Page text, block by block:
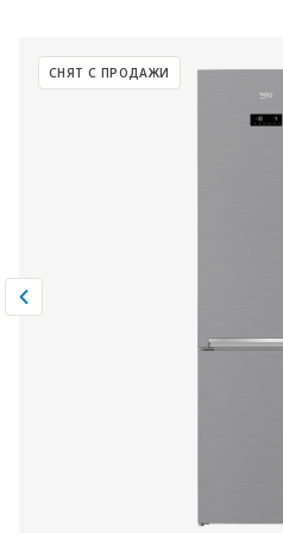
Малая бытовая техника
Климатическая техника
СНЯТ С ПРОДАЖИ